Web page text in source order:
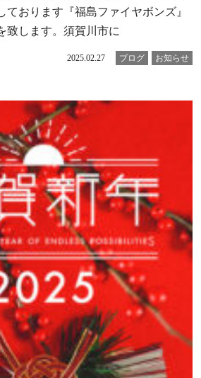
ております『福島ファイヤボンズ』
致します。須賀川市に
2025.02.27 ブログ お知らせ